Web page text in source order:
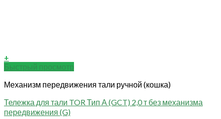
+
Быстрый просмотр
Механизм передвижения тали ручной (кошка)
Тележка для тали TOR Тип А (GCT) 2,0 т без механизма
передвижения (G)